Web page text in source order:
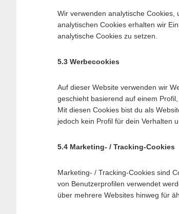
Wir verwenden analytische
analytischen Cookies erhalten wir
analytische Cookies zu setzen.
5.3 Werbecookies
Auf dieser Website verwenden wir
geschieht basierend auf einem
Mit diesen Cookies bist du als
jedoch kein Profil für dein Verhalten
5.4 Marketing- / Tracking-Cookies
Marketing- / Tracking-Cookies sind
von Benutzerprofilen verwendet
über mehrere Websites hinweg für